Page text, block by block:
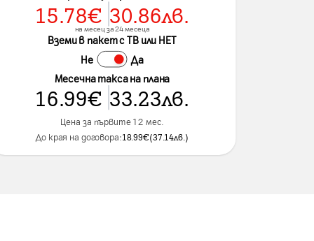
15.78€ 30.86лв.
на месец за 24 месеца
Вземи в пакет с ТВ или НЕТ
Не Да
Месечна такса на плана
16.99€ 33.23лв.
Цена за първите 12 мес.
До края на договора:18.99€(37.14лв. )